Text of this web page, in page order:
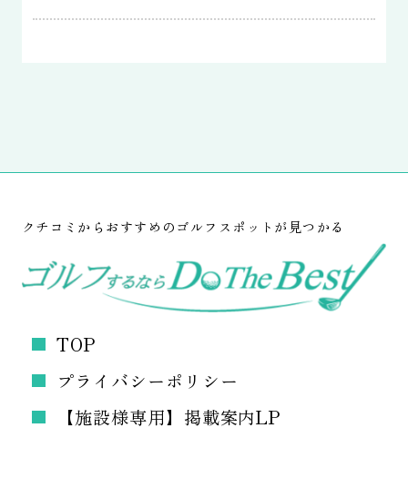
クチコミからおすすめのゴルフスポットが見つかる
TOP
プライバシーポリシー
【施設様専用】掲載案内LP